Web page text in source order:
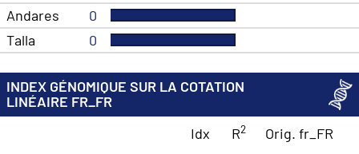
Andares
0
Talla
0
INDEX GÉNOMIQUE SUR LA COTATION
LINÉAIRE FR_FR
Idx
R2 Orig. fr_FR